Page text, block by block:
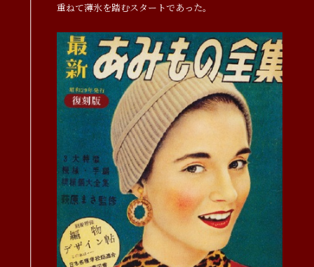
重ねて薄氷を踏むスタートであった。